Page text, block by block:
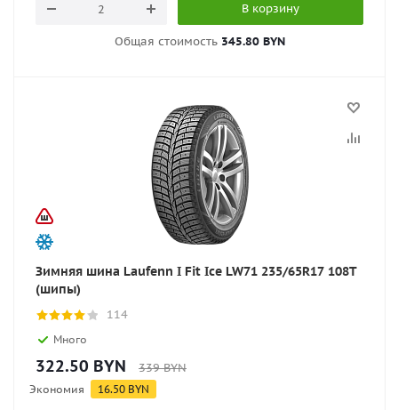
В корзину
Общая стоимость 345.80 BYN
Зимняя шина Laufenn I Fit Ice LW71 235/65R17 108T
(шипы)
114
Много
322.50 BYN 339BYN
Экономия 16.50 BYN